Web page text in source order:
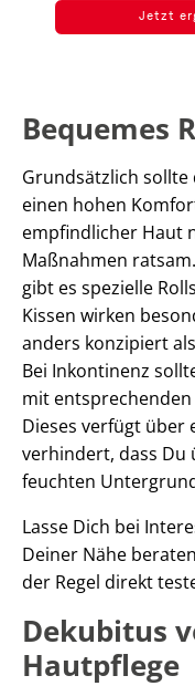
Jetzt
Bequemes
Grundsätzlich sollte
einen hohen
empfindlicher Haut
Maßnahmen
gibt es spezielle
Kissen wirken
anders konzipiert
Bei Inkontinenz
mit
Dieses verfügt über
verhindert, dass Du
feuchten
Lasse Dich bei
Deiner Nähe
der Regel direkt
Dekubitus
Hautpflege